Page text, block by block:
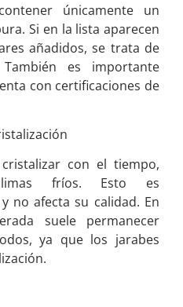
únicamente un
Si en la lista aparecen
añadidos, se trata de
es importante
con certificaciones de
con el tiempo,
fríos. Esto es
no afecta su calidad. En
suele permanecer
ya que los jarabes